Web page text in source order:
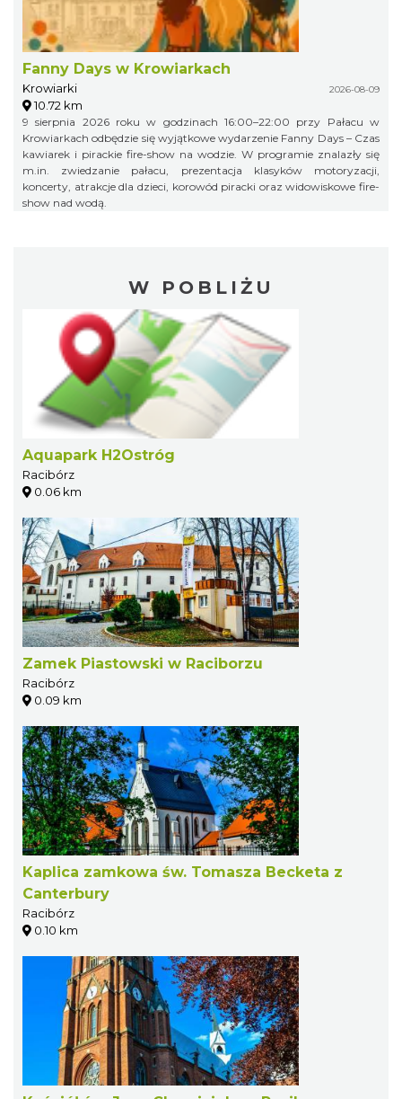
Fanny Days w Krowiarkach
Krowiarki 2026-08-09
10.72 km
9 sierpnia 2026 roku w godzinach 16:00–22:00 przy Pałacu w
Krowiarkach odbędzie się wyjątkowe wydarzenie Fanny Days – Czas
kawiarek i pirackie fire-show na wodzie. W programie znalazły się
m.in. zwiedzanie pałacu, prezentacja klasyków motoryzacji,
koncerty, atrakcje dla dzieci, korowód piracki oraz widowiskowe fire-
show nad wodą.
W POBLIŻU
Aquapark H2Ostróg
Racibórz
0.06 km
Zamek Piastowski w Raciborzu
Racibórz
0.09 km
Kaplica zamkowa św. Tomasza Becketa z
Canterbury
Racibórz
0.10 km